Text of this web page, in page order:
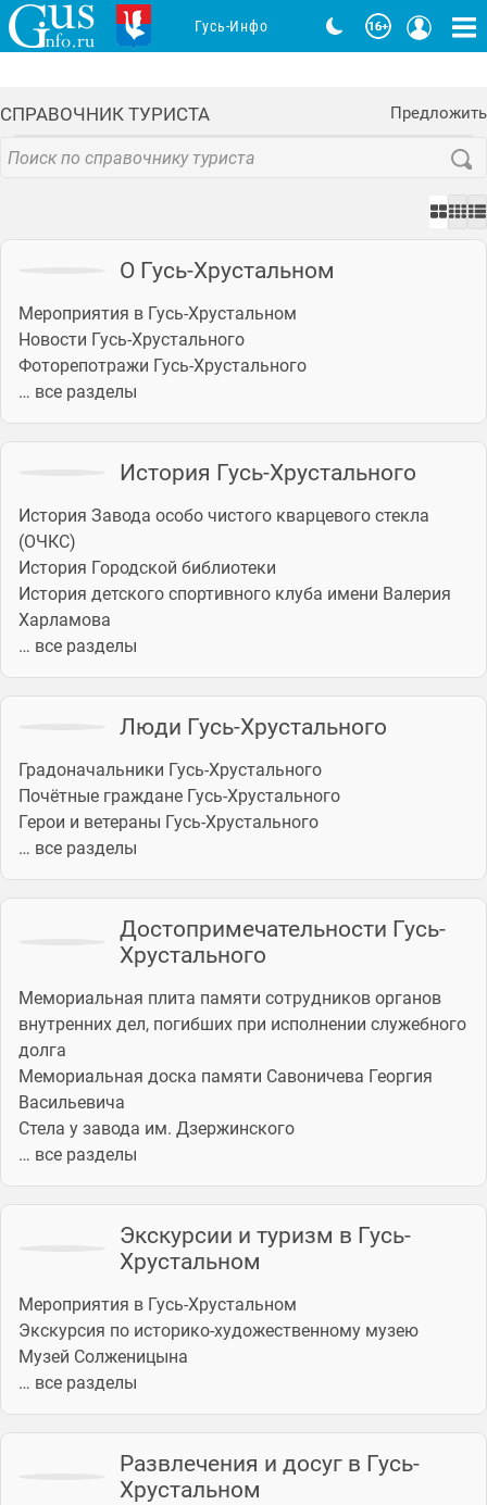
СПРАВОЧНИК ТУРИСТА Предложить
О Гусь-Хрустальном
Мероприятия в Гусь-Хрустальном
Новости Гусь-Хрустального
Фоторепотражи Гусь-Хрустального
… все разделы
История Гусь-Хрустального
История Завода особо чистого кварцевого стекла
(ОЧКС)
История Городской библиотеки
История детского спортивного клуба имени Валерия
Харламова
… все разделы
Люди Гусь-Хрустального
Градоначальники Гусь-Хрустального
Почётные граждане Гусь-Хрустального
Герои и ветераны Гусь-Хрустального
… все разделы
Достопримечательности Гусь-
Хрустального
Мемориальная плита памяти сотрудников органов
внутренних дел, погибших при исполнении служебного
долга
Мемориальная доска памяти Савоничева Георгия
Васильевича
Стела у завода им. Дзержинского
… все разделы
Экскурсии и туризм в Гусь-
Хрустальном
Мероприятия в Гусь-Хрустальном
Экскурсия по историко-художественному музею
Музей Солженицына
… все разделы
Развлечения и досуг в Гусь-
Хрустальном
Гусь-Инфо